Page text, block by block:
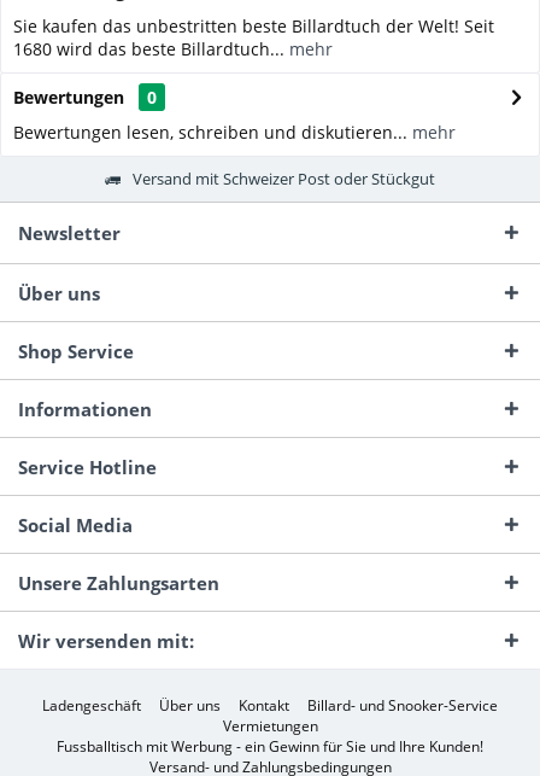
Sie kaufen das unbestritten beste Billardtuch der Welt! Seit
1680 wird das beste Billardtuch... mehr
Bewertungen
0
Bewertungen lesen, schreiben und diskutieren... mehr
Versand mit Schweizer Post oder Stückgut
Newsletter
Über uns
Shop Service
Informationen
Service Hotline
Social Media
Unsere Zahlungsarten
Wir versenden mit:
Ladengeschäft Über uns Kontakt
Billard- und Snooker-Service
Vermietungen
Fussballtisch mit Werbung - ein Gewinn für Sie und Ihre Kunden!
Versand- und Zahlungsbedingungen